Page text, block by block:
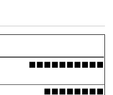
■■■■■■■■■■
■■■■■■■■